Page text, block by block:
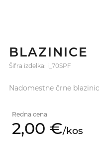
BLAZINICE
Šifra izdelka: i_70SPF
Nadomestne črne
Redna cena
2,00 €/kos